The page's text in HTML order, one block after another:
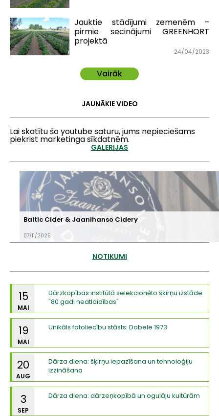
Jauktie stādījumi zemenēm –
pirmie secinājumi GREENHORT
projektā
24/04/2023
Vairāk
JAUNĀKIE VIDEO
Lai skatītu šo youtube saturu, jums nepieciešams
piekrist marketinga sīkdatnēm.
GALERIJAS
Baltic Cider & Jaanihanso Cidery
07/11/2025
NOTIKUMI
Dārzkopības institūtā selekcionēto šķirņu izstāde
"80 gadi neatlaidības"
15
MAI
Unikāls fotoliecību stāsts: Dobele 1973
19
MAI
Dārza diena: šķirņu iepazīšana un tehnoloģiju
izzināšana
20
AUG
Dārza diena: dārzeņkopībā un ogulāju kultūrām
3
SEP